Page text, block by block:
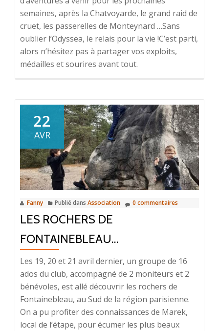
semaines, après la Chatvoyarde, le grand raid de
cruet, les passerelles de Monteynard …Sans
oublier l’Odyssea, le relais pour la vie !C’est parti,
alors n’hésitez pas à partager vos exploits,
médailles et sourires avant tout.
22
AVR
Fanny Publié dans Association 0 commentaires
LES ROCHERS DE
FONTAINEBLEAU…
Les 19, 20 et 21 avril dernier, un groupe de 16
ados du club, accompagné de 2 moniteurs et 2
bénévoles, est allé découvrir les rochers de
Fontainebleau, au Sud de la région parisienne.
On a pu profiter des connaissances de Marek,
local de l’étape, pour écumer les plus beaux